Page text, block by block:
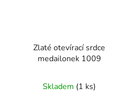
Zlaté otevírací srdce
medailonek 1009
Skladem (1 ks)